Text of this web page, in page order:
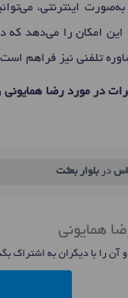
اینترنتی،
امکان را می‌دهد که
تلفنی نیز فراهم
در مورد رضا همایونی
دربلوار بعثت
همایونی
آن را با دیگران به اشتراک